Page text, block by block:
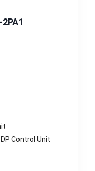
Control Unit